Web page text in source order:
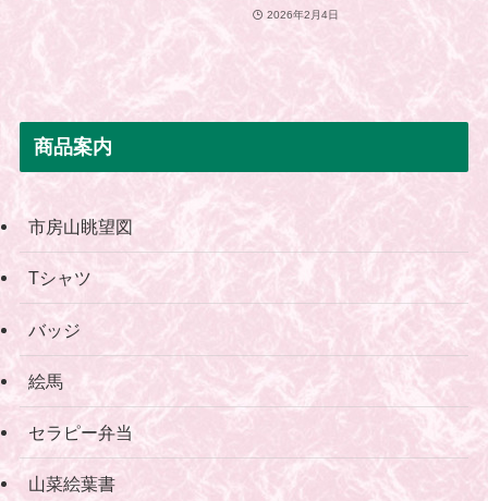
2026年2月4日
商品案内
市房山眺望図
Tシャツ
バッジ
絵馬
セラピー弁当
山菜絵葉書